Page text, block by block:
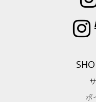
ポ